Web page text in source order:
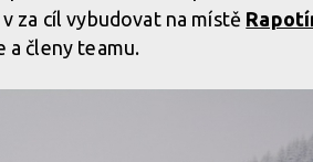
za cíl vybudovat na místě
a členy teamu.